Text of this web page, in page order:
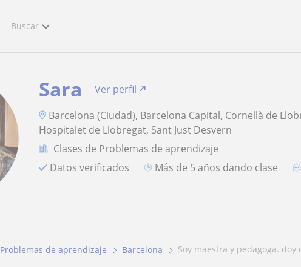
Buscar
Sara
Ver perfil
Barcelona (Ciudad), Barcelona Capital, Cornellà de
Hospitalet de Llobregat, Sant Just Desvern
Clases de Problemas de aprendizaje
Datos verificados
más de 5 años dando clase
Problemas de aprendizaje Barcelona soy maestra y pedagoga.